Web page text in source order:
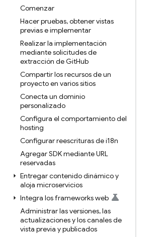
Comenzar
Hacer pruebas,obtener vistas
previas e implementar
Realizar la implementación
mediante solicitudes de
extracción de GitHub
Compartir los recursos de un
proyecto en varios sitios
Conecta un dominio
personalizado
Configura el comportamiento del
hosting
Configurar reescrituras de i18n
Agregar SDK mediante URL
reservadas
Entregar contenido dinámico y
aloja microservicios
Integra los frameworks web
Administrar las versiones,las
actualizaciones y los canales de
vista previa y publicados